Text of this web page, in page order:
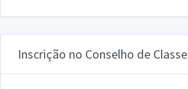
Inscrição no Conselho de Classe